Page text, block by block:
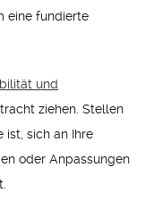
eine fundierte
und
ziehen. Stellen
ist, sich an Ihre
oder Anpassungen